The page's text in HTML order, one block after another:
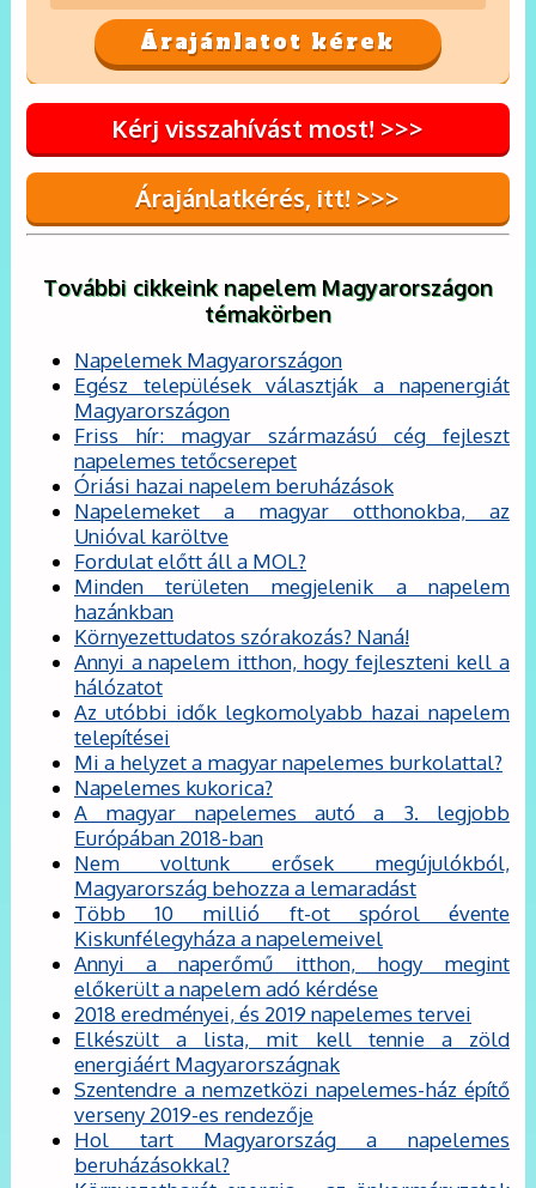
Kérj visszahívást most! >>>
Árajánlatkérés, itt! >>>
További cikkeink napelem Magyarországon
témakörben
Napelemek Magyarországon
Egész települések választják a napenergiát
Magyarországon
Friss hír: magyar származású cég fejleszt
napelemes tetőcserepet
Óriási hazai napelem beruházások
Napelemeket a magyar otthonokba, az
Unióval karöltve
Fordulat előtt áll a MOL?
Minden területen megjelenik a napelem
hazánkban
Környezettudatos szórakozás? Naná!
Annyi a napelem itthon, hogy fejleszteni kell a
hálózatot
Az utóbbi idők legkomolyabb hazai napelem
telepítései
Mi a helyzet a magyar napelemes burkolattal?
Napelemes kukorica?
A magyar napelemes autó a 3. legjobb
Európában 2018-ban
Nem voltunk erősek megújulókból,
Magyarország behozza a lemaradást
Több 10 millió ft-ot spórol évente
Kiskunfélegyháza a napelemeivel
Annyi a naperőmű itthon, hogy megint
előkerült a napelem adó kérdése
2018 eredményei, és 2019 napelemes tervei
Elkészült a lista, mit kell tennie a zöld
energiáért Magyarországnak
Szentendre a nemzetközi napelemes-ház építő
verseny 2019-es rendezője
Hol tart Magyarország a napelemes
beruházásokkal?